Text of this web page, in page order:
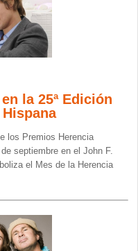
la 25ª Edición
los Premios Herencia
septiembre en el John F.
el Mes de la Herencia